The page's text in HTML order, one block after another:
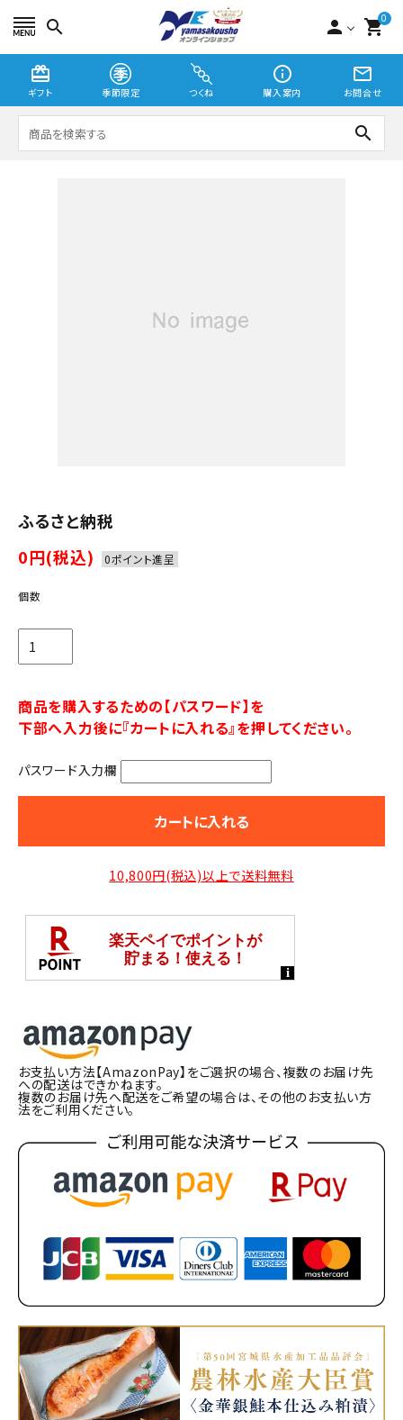
search person 0
shopping_cart
card_giftcard
ギフト 季節限定 つくね
info_outline
購入案内
mail_outline
お問合せ
search
ふるさと納税
0円(税込)
0ポイント進呈
個数
商品を購入するための【パスワード】を
下部へ入力後に『カートに入れる』を押してください。
パスワード入力欄
カートに入れる
10,800円(税込)以上で送料無料
お支払い方法【AmazonPay】をご選択の場合、複数のお届け先
への配送はできかねます。
複数のお届け先へ配送をご希望の場合は、その他のお支払い方
法をご利用ください。